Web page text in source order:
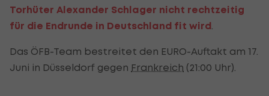
Torhüter Alexander Schlager nicht rechtzeitig
für die Endrunde in Deutschland fit wird
Das ÖFB-Team bestreitet den EURO-Auftakt am 17.
Juni in Düsseldorf gegen Frankreich (21:00 Uhr).